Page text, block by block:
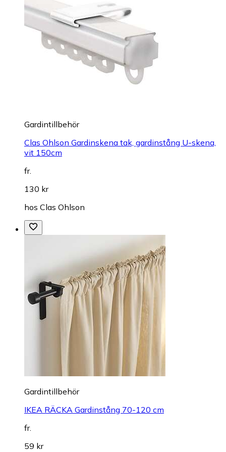
Gardintillbehör
Clas Ohlson Gardinskena tak, gardinstång U-skena,
vit 150cm
fr.
130 kr
hos Clas Ohlson
Gardintillbehör
IKEA RÄCKA Gardinstång 70-120 cm
fr.
59 kr